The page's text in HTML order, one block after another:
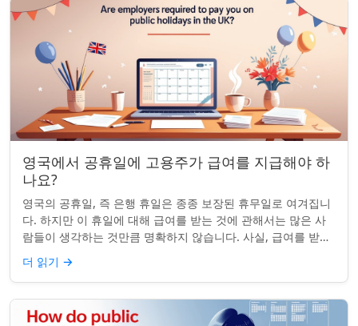
영국에서 공휴일에 고용주가 급여를 지급해야 하
나요?
영국의 공휴일, 즉 은행 휴일은 종종 보장된 휴무일로 여겨집니
다. 하지만 이 휴일에 대해 급여를 받는 것에 관해서는 많은 사
람들이 생각하는 것만큼 명확하지 않습니다. 사실, 급여를 받거
나 하루 쉬는 것이 전적으로 계...
더 읽기 →